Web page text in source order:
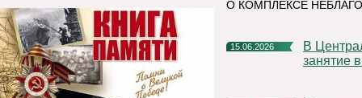
О КОМПЛЕКСЕ
15.06.2026
В Центральной детской библиотеке прошло очередное
занятие